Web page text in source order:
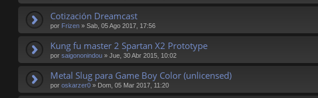
Cotización Dreamcast
por Frizen » Sab, 05 Ago 2017, 17:56
Kung fu master 2 Spartan X2 Prototype
por saigononindou » Jue, 30 Abr 2015, 10:02
Metal Slug para Game Boy Color (unlicensed)
por oskarzer0 » Dom, 05 Mar 2017, 11:20